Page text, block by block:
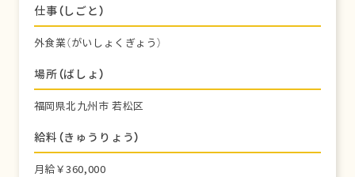
仕事（しごと）
外食業（がいしょくぎょう）
場所（ばしょ）
福岡県北九州市 若松区
給料（きゅうりょう）
月給￥360,000